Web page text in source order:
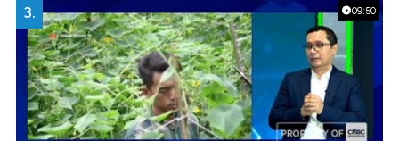
09:50
3.